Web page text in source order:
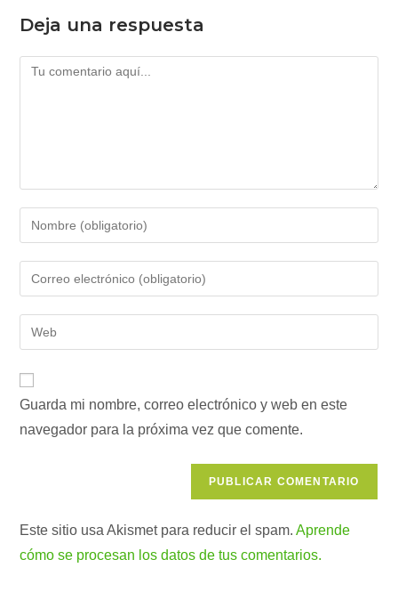
Deja una respuesta
Comentario
Introduce
tu
nombre
de
usuario
para
comentar
Introduce
tu
dirección
de
para
comentar
Introduce
la
de
tu
web
Guarda mi nombre, correo electrónico y web en este
navegador para la próxima vez que comente.
Este sitio usa Akismet para reducir el spam.Aprende
cómo se procesan los datos de tus comentarios.